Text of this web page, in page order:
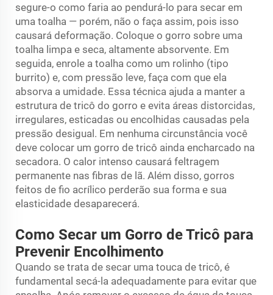
segure-o como faria ao pendurá-lo para secar em
uma toalha — porém, não o faça assim, pois isso
causará deformação. Coloque o gorro sobre uma
toalha limpa e seca, altamente absorvente. Em
seguida, enrole a toalha como um rolinho (tipo
burrito) e, com pressão leve, faça com que ela
absorva a umidade. Essa técnica ajuda a manter a
estrutura de tricô do gorro e evita áreas distorcidas,
irregulares, esticadas ou encolhidas causadas pela
pressão desigual. Em nenhuma circunstância você
deve colocar um gorro de tricô ainda encharcado na
secadora. O calor intenso causará feltragem
permanente nas fibras de lã. Além disso, gorros
feitos de fio acrílico perderão sua forma e sua
elasticidade desaparecerá.
Como Secar um Gorro de Tricô para
Prevenir Encolhimento
Quando se trata de secar uma touca de tricô, é
fundamental secá-la adequadamente para evitar que